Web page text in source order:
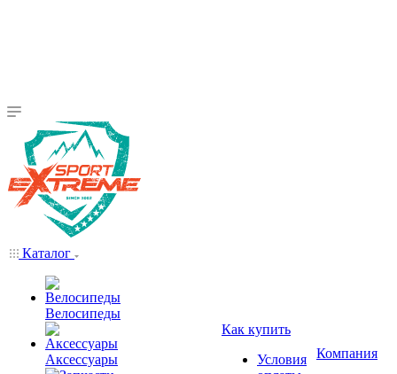
Каталог
Велосипеды
Аксессуары
Как купить
Условия
Компания